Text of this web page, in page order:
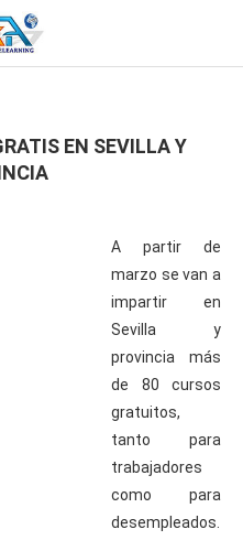
EN SEVILLA Y
A partir de
marzo se van a
impartir en
Sevilla y
provincia más
de 80 cursos
gratuitos,
tanto para
trabajadores
como para
desempleados.